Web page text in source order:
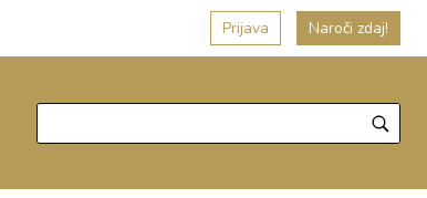
Prijava Naroči zdaj!